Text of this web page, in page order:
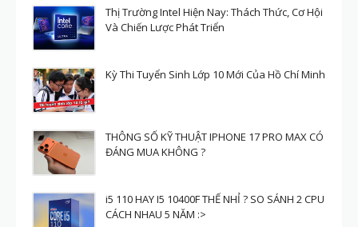
Thị Trường Intel Hiện Nay: Thách Thức, Cơ Hội
Và Chiến Lược Phát Triển
Kỳ Thi Tuyển Sinh Lớp 10 Mới Của Hồ Chí Minh
THÔNG SỐ KỸ THUẬT IPHONE 17 PRO MAX CÓ
ĐÁNG MUA KHÔNG ?
i5 110 HAY I5 10400F THẾ NHỈ ? SO SÁNH 2 CPU
CÁCH NHAU 5 NĂM :>